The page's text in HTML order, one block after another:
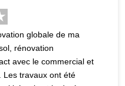
globale de ma
rénovation
avec le commercial et
Les travaux ont été